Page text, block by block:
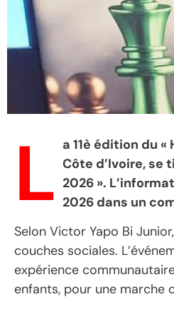
L a 11è édition du
Côte d’Ivoire, se
2026 ».
2026 dans un
Selon Victor Yapo Bi
couches sociales.
expérience
enfants, pour une marche